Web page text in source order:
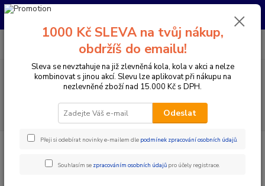
Pro nachystání kola / doplňků na prodejně si prosím zavolejte dopředu.
Menu
CZK
PO-PÁ 10:00-17:00 | SO: 9:00-12:00
Jízdní kola Celoodpružená kola
Celoodpružená kola 29"
1000 Kč SLEVA na tvůj nákup,
obdržíš do emailu!
Sleva se nevztahuje na již zlevněná kola, kola v akci a nelze
kombinovat s jinou akcí. Slevu lze aplikovat při nákupu na
nezlevněné zboží nad 15.000 Kč s DPH.
Odeslat
Přeji si odebírat novinky e-mailem dle podmínek zpracování osobních údajů.
Souhlasím se zpracováním osobních údajů pro účely registrace.